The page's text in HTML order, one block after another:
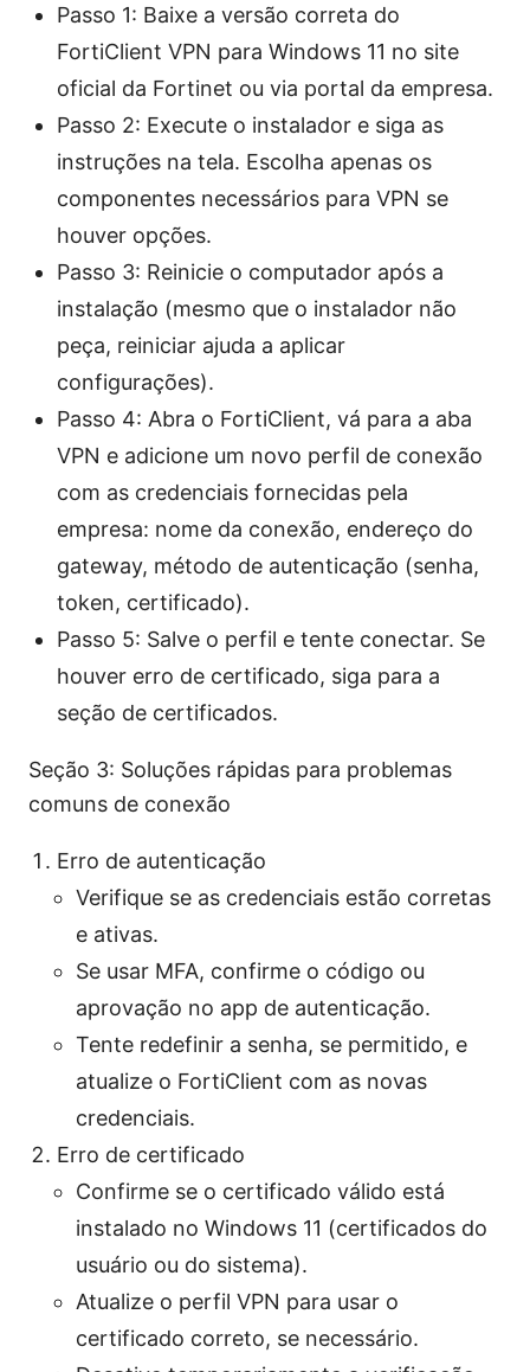
Passo 1: Baixe a versão correta do
FortiClient VPN para Windows 11 no site
oficial da Fortinet ou via portal da empresa.
Passo 2: Execute o instalador e siga as
instruções na tela. Escolha apenas os
componentes necessários para VPN se
houver opções.
Passo 3: Reinicie o computador após a
instalação (mesmo que o instalador não
peça, reiniciar ajuda a aplicar
configurações).
Passo 4: Abra o FortiClient, vá para a aba
VPN e adicione um novo perfil de conexão
com as credenciais fornecidas pela
empresa: nome da conexão, endereço do
gateway, método de autenticação (senha,
token, certificado).
Passo 5: Salve o perfil e tente conectar. Se
houver erro de certificado, siga para a
seção de certificados.
Seção 3: Soluções rápidas para problemas
comuns de conexão
Erro de autenticação
Verifique se as credenciais estão corretas
e ativas.
Se usar MFA, confirme o código ou
aprovação no app de autenticação.
Tente redefinir a senha, se permitido, e
atualize o FortiClient com as novas
credenciais.
Erro de certificado
Confirme se o certificado válido está
instalado no Windows 11 (certificados do
usuário ou do sistema).
Atualize o perfil VPN para usar o
certificado correto, se necessário.